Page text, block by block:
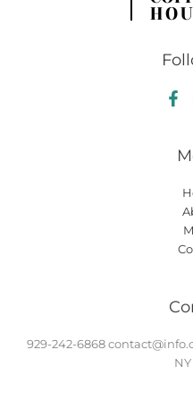
929-242-6868
NY